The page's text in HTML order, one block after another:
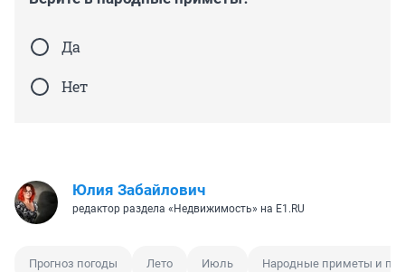
Да
Нет
Юлия Забайлович
редактор раздела «Недвижимость» на E1.RU
Прогноз погоды Лето Июль Народные приметы и